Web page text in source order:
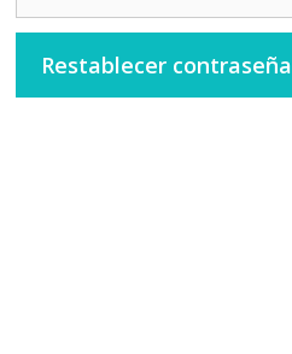
Restablecer contraseña